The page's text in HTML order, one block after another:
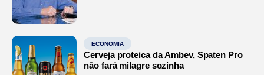
ECONOMIA
Cerveja proteica da Ambev, Spaten Pro
não fará milagre sozinha